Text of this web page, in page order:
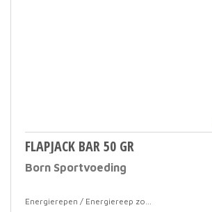
FLAPJACK BAR 50 GR
Born Sportvoeding
Energierepen / Energiereep zonder coating